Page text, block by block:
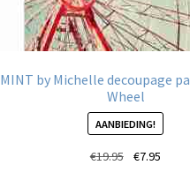
MINT by Michelle decoupage
Wheel
AANBIEDING!
€19.95 €7.95